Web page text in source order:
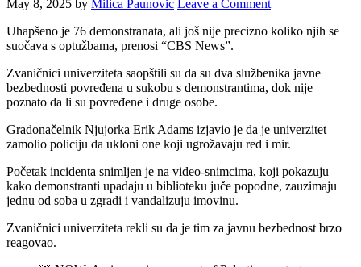
May 8, 2025 by Milica Paunovic Leave a Comment
Uhapšeno je 76 demonstranata, ali još nije precizno koliko njih se
suočava s optužbama, prenosi “CBS News”.
Zvaničnici univerziteta saopštili su da su dva službenika javne
bezbednosti povređena u sukobu s demonstrantima, dok nije
poznato da li su povređene i druge osobe.
Gradonačelnik Njujorka Erik Adams izjavio je da je univerzitet
zamolio policiju da ukloni one koji ugrožavaju red i mir.
Početak incidenta snimljen je na video-snimcima, koji pokazuju
kako demonstranti upadaju u biblioteku juče popodne, zauzimaju
jednu od soba u zgradi i vandalizuju imovinu.
Zvaničnici univerziteta rekli su da je tim za javnu bezbednost brzo
reagovao.